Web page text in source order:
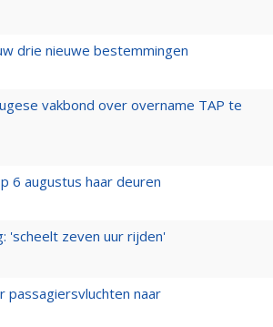
drie nieuwe bestemmingen
vakbond over overname TAP te
6 augustus haar deuren
'scheelt zeven uur rijden'
passagiersvluchten naar